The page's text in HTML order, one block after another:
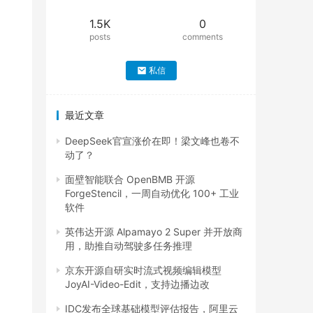
1.5K
posts
0
comments
私信
最近文章
DeepSeek官宣涨价在即！梁文峰也卷不
动了？
面壁智能联合 OpenBMB 开源
ForgeStencil，一周自动优化 100+ 工业
软件
英伟达开源 Alpamayo 2 Super 并开放商
用，助推自动驾驶多任务推理
京东开源自研实时流式视频编辑模型
JoyAI-Video-Edit，支持边播边改
IDC发布全球基础模型评估报告，阿里云